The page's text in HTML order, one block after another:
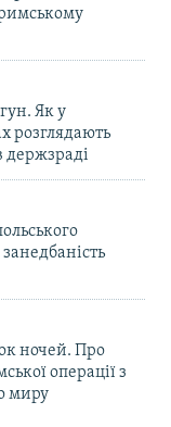
Як у
розглядають
держзраді
ночей. Про
операції з
миру